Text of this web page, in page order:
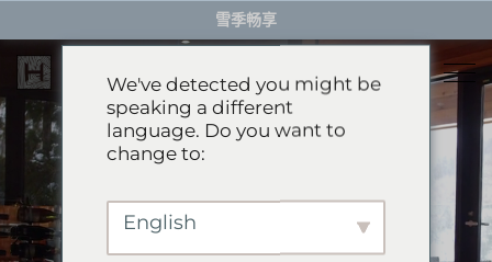
content
雪季畅享
住宿
雪季住宿
推荐酒店
餐厅
活动体验
We've detected you might be
speaking a different
language. Do you want to
change to:
English